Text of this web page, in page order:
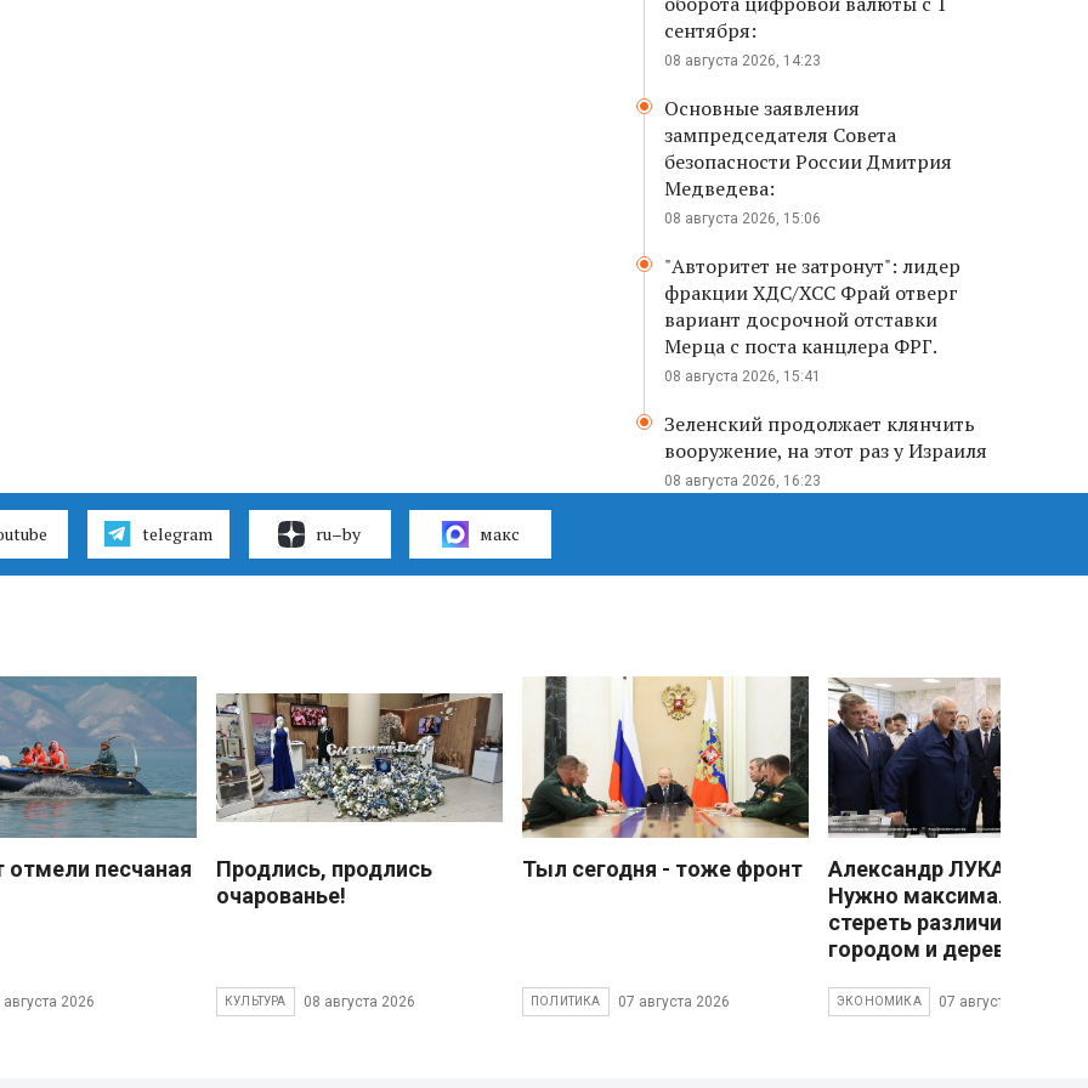
сентября:
08 августа 2026, 14:23
Основные заявления
зампредседателя Совета
безопасности России Дмитрия
Медведева:
08 августа 2026, 15:06
"Авторитет не затронут": лидер
фракции ХДС/ХСС Фрай отверг
вариант досрочной отставки
Мерца с поста канцлера ФРГ.
08 августа 2026, 15:41
Зеленский продолжает клянчить
вооружение, на этот раз у Израиля
08 августа 2026, 16:23
telegram ru–by макс
песчаная
августа 2026
Продлись, продлись
очарованье!
КУЛЬТУРА 08 августа 2026
Тыл сегодня - тоже фронт
ПОЛИТИКА 07 августа 2026
Александр
Нужно максимально
стереть различия
городом и деревней
ЭКОНОМИКА 07 августа 2026